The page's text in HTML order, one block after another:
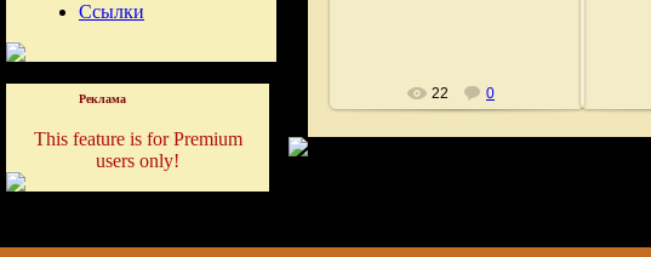
Ссылки
Реклама
This feature is for Premium
users only!
22 0